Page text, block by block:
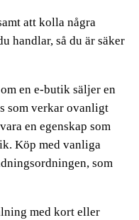
att kolla några
handlar, så du är säker
en e-butik säljer en
som verkar ovanligt
en egenskap som
Köp med vanliga
som
med kort eller